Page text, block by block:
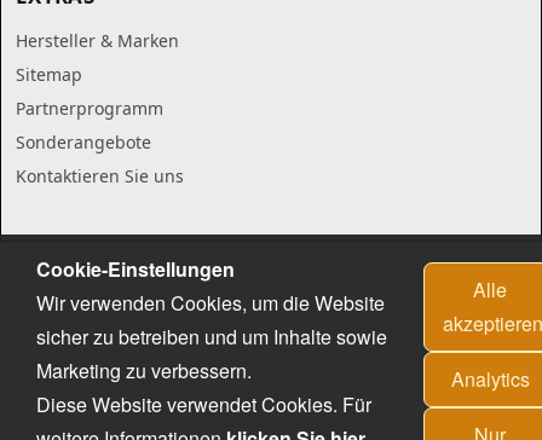
Hersteller & Marken
Sitemap
Partnerprogramm
Sonderangebote
Kontaktieren Sie uns
Cookie-Einstellungen
Wir verwenden Cookies, um die Website
sicher zu betreiben und um Inhalte sowie
Marketing zu verbessern.
Diese Website verwendet Cookies. Für
Alle
Analytics